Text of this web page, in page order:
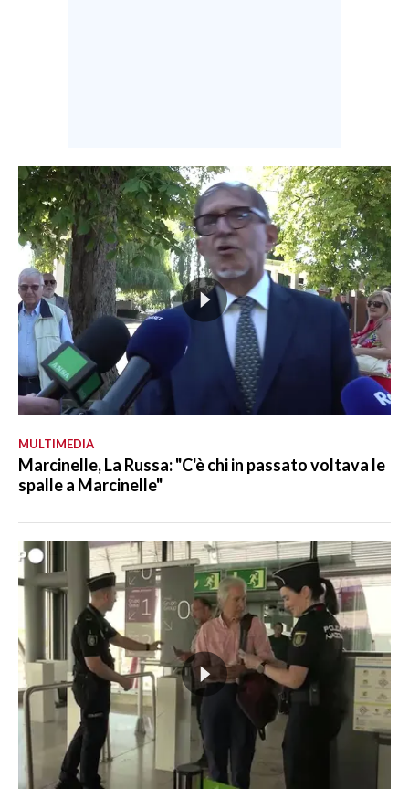
MULTIMEDIA
Marcinelle, La Russa: "C'è chi in passato voltava le
spalle a Marcinelle"